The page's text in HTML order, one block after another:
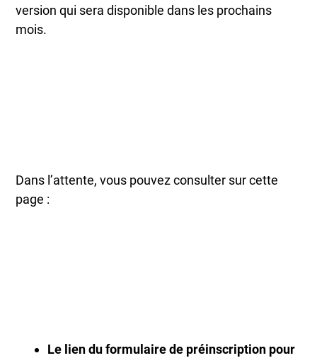
version qui sera disponible dans les prochains
mois.
Dans l’attente, vous pouvez consulter sur cette
page :
Le lien du formulaire de préinscription pour